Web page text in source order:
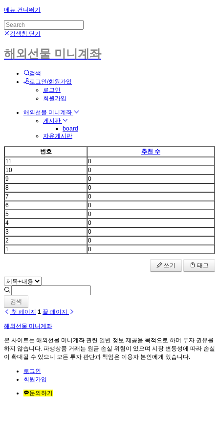
메뉴 건너뛰기
검색창 닫기
해외선물 미니계좌
검색
로그인/회원가입
로그인
회원가입
해외선물 미니계좌
게시판
board
자유게시판
번호
추천 수
11
0
10
0
9
0
8
0
7
0
6
0
5
0
4
0
3
0
2
0
1
0
쓰기 태그
검색
첫 페이지 1 끝 페이지
해외선물 미니계좌
본 사이트는 해외선물 미니계좌 관련 일반 정보 제공을 목적으로 하며 투자 권유를
하지 않습니다. 파생상품 거래는 원금 손실 위험이 있으며 시장 변동성에 따라 손실
이 확대될 수 있으니 모든 투자 판단과 책임은 이용자 본인에게 있습니다.
로그인
회원가입
문의하기